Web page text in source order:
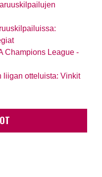
Champions League -
liigan otteluista: Vinkit